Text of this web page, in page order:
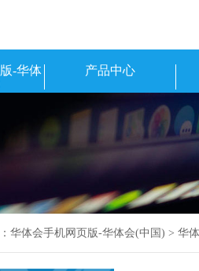
-华体
产品中心
华体会手机网页版-华体会(中国) > 华